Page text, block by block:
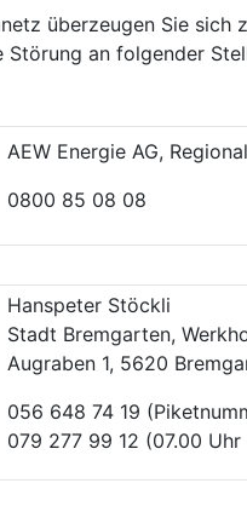
überzeugen Sie
Störung an folgender
AEW Energie AG,
0800 85 08 08
Hanspeter Stöckli
Stadt Bremgarten,
Augraben 1, 5620
056 648 74 19
079 277 99 12 (07.00 Uhr